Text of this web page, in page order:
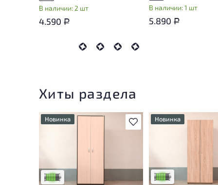
В наличии: 2 шт
4.590 Р
В наличии: 1 шт
5.890 Р
Хиты раздела
В избранное
Новинка
эксплуатации, не влияющие
на удобство его
Низкая степень износа
Новинка
на удобство его
Низкая степень